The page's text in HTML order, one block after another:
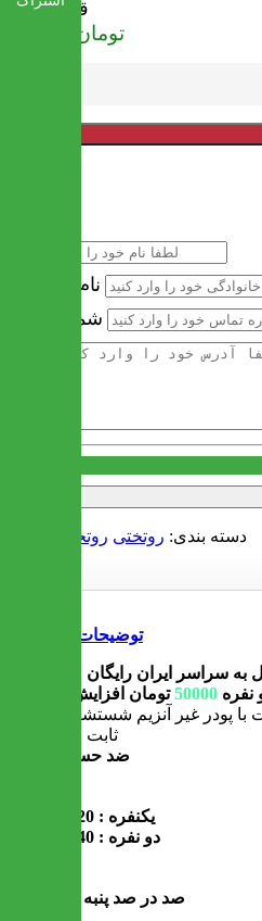
قیمت
تومان
نام خانوادگی
شماره تماس
دسته بندی: روتختی روتختی دو نفره
توضیحات
به سراسر ایران رایگان میباشد
نفره
تومان افزایش میابد
پودر غیر آنزیم شستشو شود)
ثابت در رنگ
ضد حساسیت
یکنفره : 220*190
دو نفره : 240*220
صد در صد پنبه و کتان